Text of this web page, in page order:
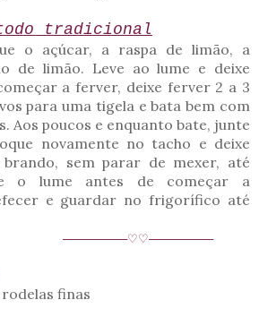
tradicional
o açúcar, a raspa de limão, a
de limão. Leve ao lume e deixe
a ferver, deixe ferver 2 a 3
para uma tigela e bata bem com
Aos poucos e enquanto bate, junte
novamente no tacho e deixe
sem parar de mexer, até
o lume antes de começar a
e guardar no frigorífico até
finas